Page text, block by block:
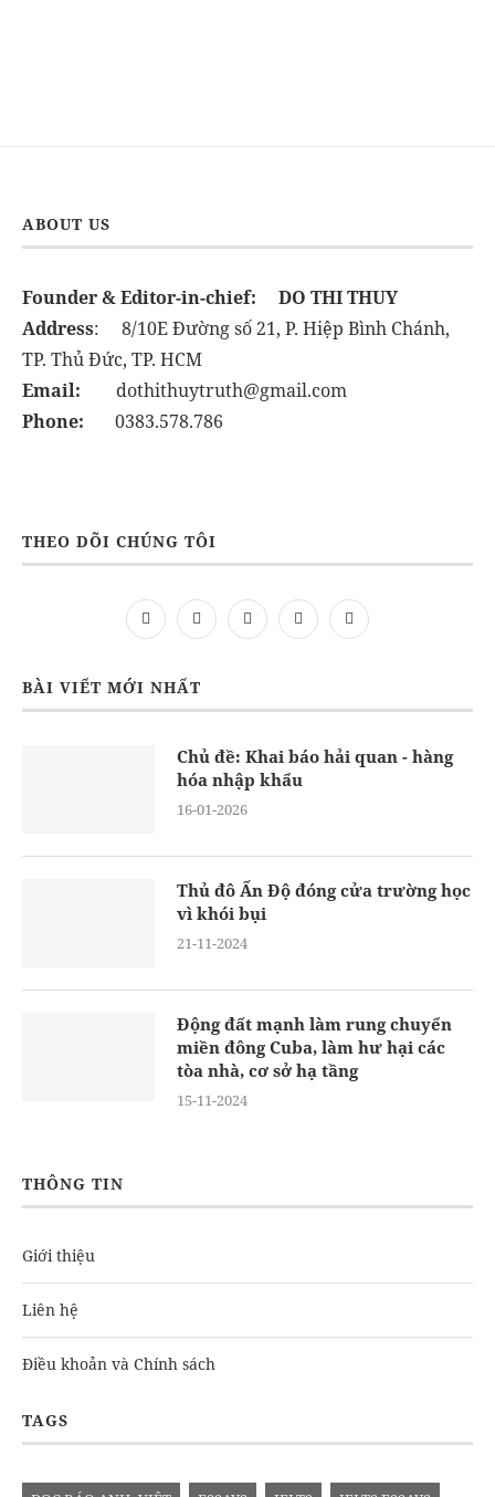
ABOUT US
Founder & Editor-in-chief:
DO THI THUY
Address: 8/10E Đường số 21, P. Hiệp Bình Chánh,
TP. Thủ Đức, TP. HCM
Email: dothithuytruth@gmail.com
Phone: 0383.578.786
THEO DÕI CHÚNG TÔI
BÀI VIẾT MỚI NHẤT
Chủ đề: Khai báo hải quan - hàng
hóa nhập khẩu
16-01-2026
Thủ đô Ấn Độ đóng cửa trường học
vì khói bụi
21-11-2024
Động đất mạnh làm rung chuyển
miền đông Cuba, làm hư hại các
tòa nhà, cơ sở hạ tầng
15-11-2024
THÔNG TIN
Giới thiệu
Liên hệ
Điều khoản và Chính sách
TAGS